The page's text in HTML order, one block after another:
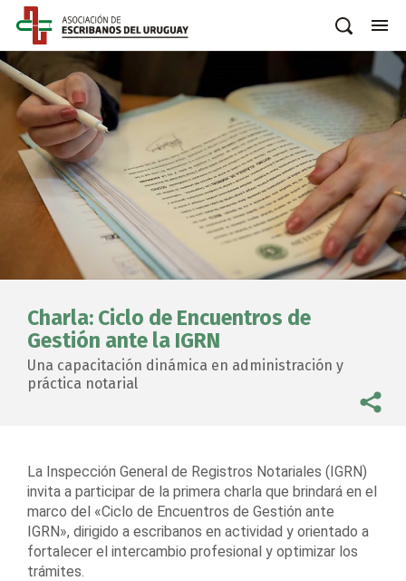
Charla: Ciclo de Encuentros de
Gestión ante la IGRN
Una capacitación dinámica en administración y
práctica notarial
La Inspección General de Registros Notariales (IGRN)
invita a participar de la primera charla que brindará en el
marco del «Ciclo de Encuentros de Gestión ante
IGRN», dirigido a escribanos en actividad y orientado a
fortalecer el intercambio profesional y optimizar los
trámites.